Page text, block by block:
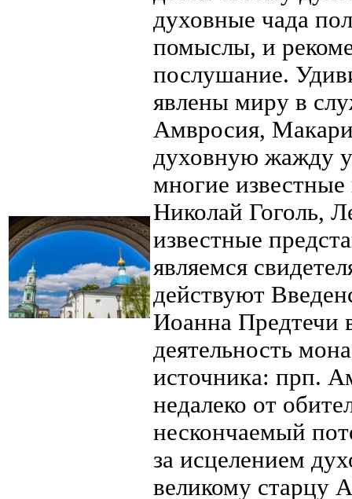
духовные чада
помыслы, и
послушание.
явлены миру в
Амвросия,
духовную жажду у
многие
Николай Гоголь,
известные
являемся
действуют
Иоанна Предтечи
деятельность
источника: прп.
недалеко от
нескончаемый
за исцелением
великому старцу